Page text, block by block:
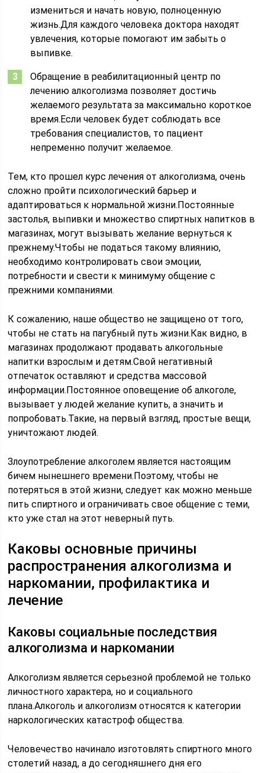
измениться и начать новую, полноценную
жизнь.Для каждого человека доктора находят
увлечения, которые помогают им забыть о
выпивке.
Обращение в реабилитационный центр по
лечению алкоголизма позволяет достичь
желаемого результата за максимально короткое
время.Если человек будет соблюдать все
требования специалистов, то пациент
непременно получит желаемое.
Тем, кто прошел курс лечения от алкоголизма, очень
сложно пройти психологический барьер и
адаптироваться к нормальной жизни.Постоянные
застолья, выпивки и множество спиртных напитков в
магазинах, могут вызывать желание вернуться к
прежнему.Чтобы не податься такому влиянию,
необходимо контролировать свои эмоции,
потребности и свести к минимуму общение с
прежними компаниями.
К сожалению, наше общество не защищено от того,
чтобы не стать на пагубный путь жизни.Как видно, в
магазинах продолжают продавать алкогольные
напитки взрослым и детям.Свой негативный
отпечаток оставляют и средства массовой
информации.Постоянное оповещение об алкоголе,
вызывает у людей желание купить, а значить и
попробовать.Такие, на первый взгляд, простые вещи,
уничтожают людей.
Злоупотребление алкоголем является настоящим
бичем нынешнего времени.Поэтому, чтобы не
потеряться в этой жизни, следует как можно меньше
пить спиртного и ограничивать свое общение с теми,
кто уже стал на этот неверный путь.
Каковы основные причины
распространения алкоголизма и
наркомании, профилактика и
лечение
Каковы социальные последствия
алкоголизма и наркомании
Алкоголизм является серьезной проблемой не только
личностного характера, но и социального
плана.Алкоголь и алкоголизм относятся к категории
наркологических катастроф общества.
Человечество начинало изготовлять спиртного много
столетий назад, а до сегодняшнего дня его